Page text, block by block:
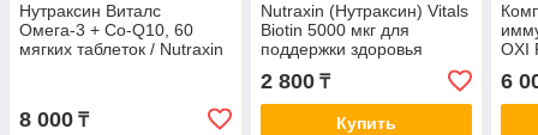
Нутраксин Виталс
Омега-3 + Co-Q10, 60
мягких таблеток / Nutraxin
8 000 ₸
Nutraxin (Нутраксин) Vitals
Biotin 5000 мкг для
поддержки здоровья
волос, кожи и ногтей., 30
таблеток
2 800₸
Купить
OXI
6